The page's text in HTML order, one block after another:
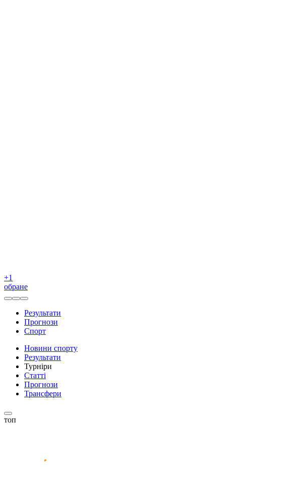
+1
обране
Результати
Прогнози
Спорт
Новини спорту
Результати
Турніри
Статті
Прогнози
Трансфери
топ